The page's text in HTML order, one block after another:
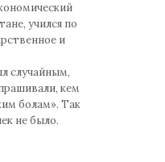
учился по
и
случайным,
кем
болам». Так
не было.